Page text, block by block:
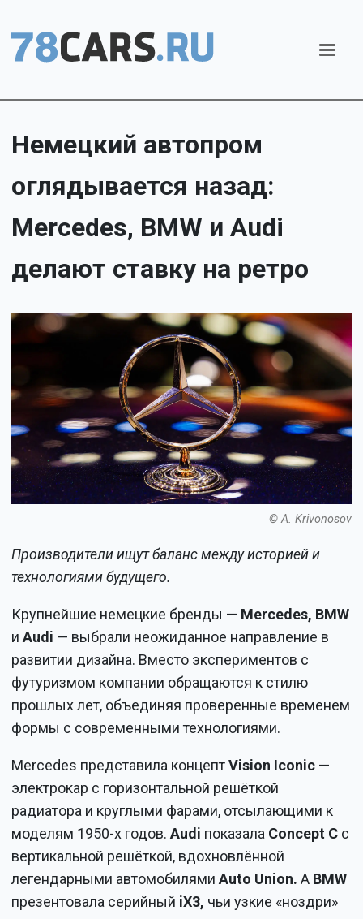
Немецкий автопром
оглядывается назад:
Mercedes, BMW и Audi
делают ставку на ретро
© A. Krivonosov
Производители ищут баланс между историей и
технологиями будущего.
Крупнейшие немецкие бренды — Mercedes, BMW
иAudi — выбрали неожиданное направление в
развитии дизайна. Вместо экспериментов с
футуризмом компании обращаются к стилю
прошлых лет, объединяя проверенные временем
формы с современными технологиями.
Mercedes представила концептVision Iconic —
электрокар с горизонтальной решёткой
радиатора и круглыми фарами, отсылающими к
моделям 1950-х годов.Audi показала Concept C с
вертикальной решёткой, вдохновлённой
легендарными автомобилямиAuto Union. А BMW
презентовала серийный iX3, чьи узкие «ноздри»